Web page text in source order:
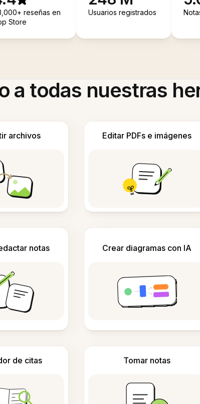
reseñas en
Store
Usuarios registrados
a todas nuestras
archivos Editar PDFs e imágenes
notas Crear diagramas con IA
de citas Tomar notas